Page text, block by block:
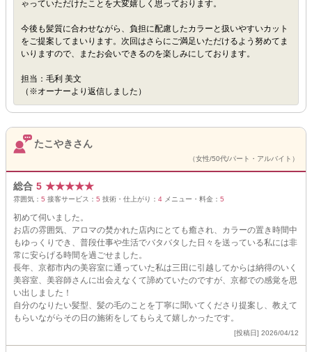
ゃっていただけたことを大変嬉しく思っております。
今後も髪質に合わせながら、負担に配慮したカラーと扱いやすいカット
をご提案してまいります。次回はさらにご満足いただけるよう努めてま
いりますので、またお会いできるのを楽しみにしております。
担当：毛利 美文
（※オーナーより返信しました）
たこやきさん
（女性/50代/パート・アルバイト）
総合 5 ★★★★★
雰囲気： 5 接客サービス： 5 技術・仕上がり： 4 メニュー・料金： 5
初めて伺いました。
お店の雰囲気、アロマの焚かれた店内にとても癒され、カラーの置き時間中
もゆっくりでき、普段仕事や生活でバタバタした日々を送っている私には非
常に安らげる時間を過ごせました。
長年、京都市内の美容室に通っていた私は三田に引越してからは納得のいく
美容室、美容師さんに出会えなくて諦めていたのですが、京都での感覚を思
い出しました！
自分のなりたい髪型、髪の毛のことを丁寧に聞いてくださり提案し、教えて
もらいながらその日の施術をしてもらえて嬉しかったです。
[投稿日] 2026/04/12